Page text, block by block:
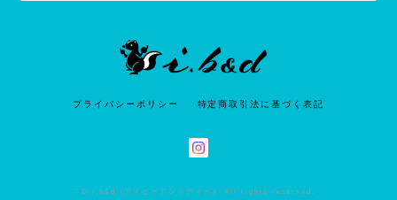
プライバシーポリシー 特定商取引法に基づく表記
© i.b&d（アイビーアンドディー） All rights reserved.